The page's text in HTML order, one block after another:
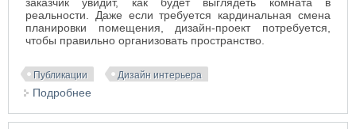
реальности. Даже если требуется кардинальная смена
планировки помещения, дизайн-проект потребуется,
чтобы правильно организовать пространство.
Публикации Дизайн интерьера
Подробнее